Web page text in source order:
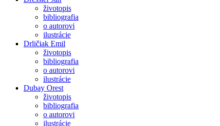
životopis
bibliografia
o autorovi
ilustrácie
Drličiak Emil
životopis
bibliografia
o autorovi
ilustrácie
Dubay Orest
životopis
bibliografia
o autorovi
ilustrácie